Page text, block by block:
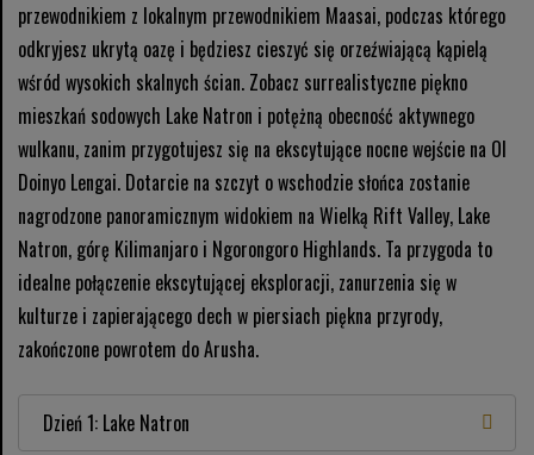
przewodnikiem z lokalnym przewodnikiem Maasai, podczas którego
odkryjesz ukrytą oazę i będziesz cieszyć się orzeźwiającą kąpielą
wśród wysokich skalnych ścian. Zobacz surrealistyczne piękno
mieszkań sodowych Lake Natron i potężną obecność aktywnego
wulkanu, zanim przygotujesz się na ekscytujące nocne wejście na Ol
Doinyo Lengai. Dotarcie na szczyt o wschodzie słońca zostanie
nagrodzone panoramicznym widokiem na Wielką Rift Valley, Lake
Natron, górę Kilimanjaro i Ngorongoro Highlands. Ta przygoda to
idealne połączenie ekscytującej eksploracji, zanurzenia się w
kulturze i zapierającego dech w piersiach piękna przyrody,
zakończone powrotem do Arusha.
Dzień 1: Lake Natron